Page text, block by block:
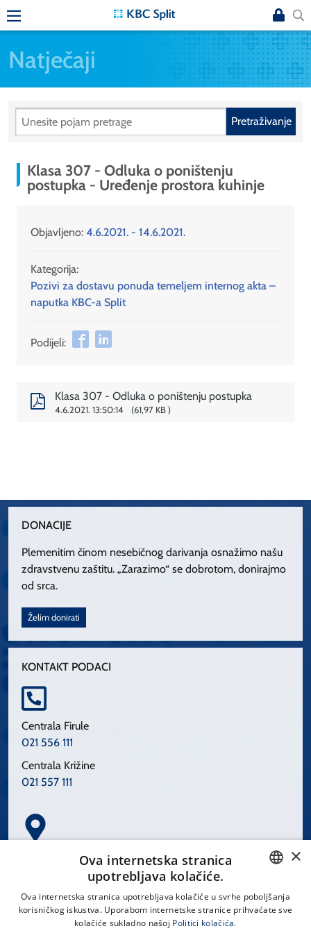
Natječaji
Pretraživanje
Klasa 307 - Odluka o poništenju
postupka - Uređenje prostora kuhinje
Objavljeno: 4.6.2021. - 14.6.2021.
Kategorija:
Pozivi za dostavu ponuda temeljem internog akta –
naputka KBC-a Split
Podijeli:
Klasa 307 - Odluka o poništenju postupka
4.6.2021. 13:50:14 61,97 KB
DONACIJE
Plemenitim činom nesebičnog darivanja osnažimo našu
zdravstvenu zaštitu. „Zarazimo“ se dobrotom, donirajmo
od srca.
Želim donirati
KONTAKT PODACI
Centrala Firule
021 556 111
Centrala Križine
021 557 111
Spinčićeva 1, 21000 Split
CROATIAN
×
Ova internetska stranica
upotrebljava kolačiće.
Ova internetska stranica upotrebljava kolačiće u svrhe poboljšanja
korisničkog iskustva. Uporabom internetske stranice prihvaćate sve
kolačiće sukladno našoj Politici kolačića.